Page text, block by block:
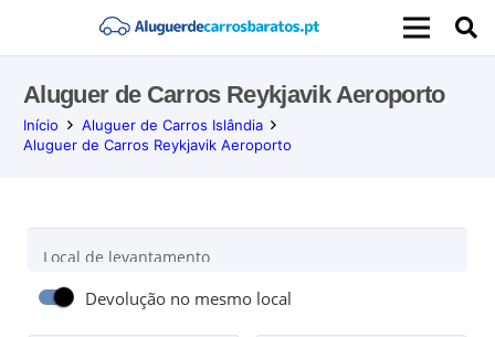
Aluguer de Carros Reykjavik Aeroporto
Início
Aluguer de Carros Islândia
Aluguer de Carros Reykjavik Aeroporto
Local de levantamento
Devolução no mesmo local